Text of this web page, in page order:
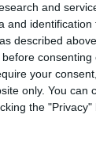
and
described
consenting
your
only. You
the
4
3 (33,33%)
2 (22,22%)
anzeigen